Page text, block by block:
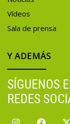
Vídeos
Sala de prensa
Y ADEMÁS
SÍGUENOS
REDES